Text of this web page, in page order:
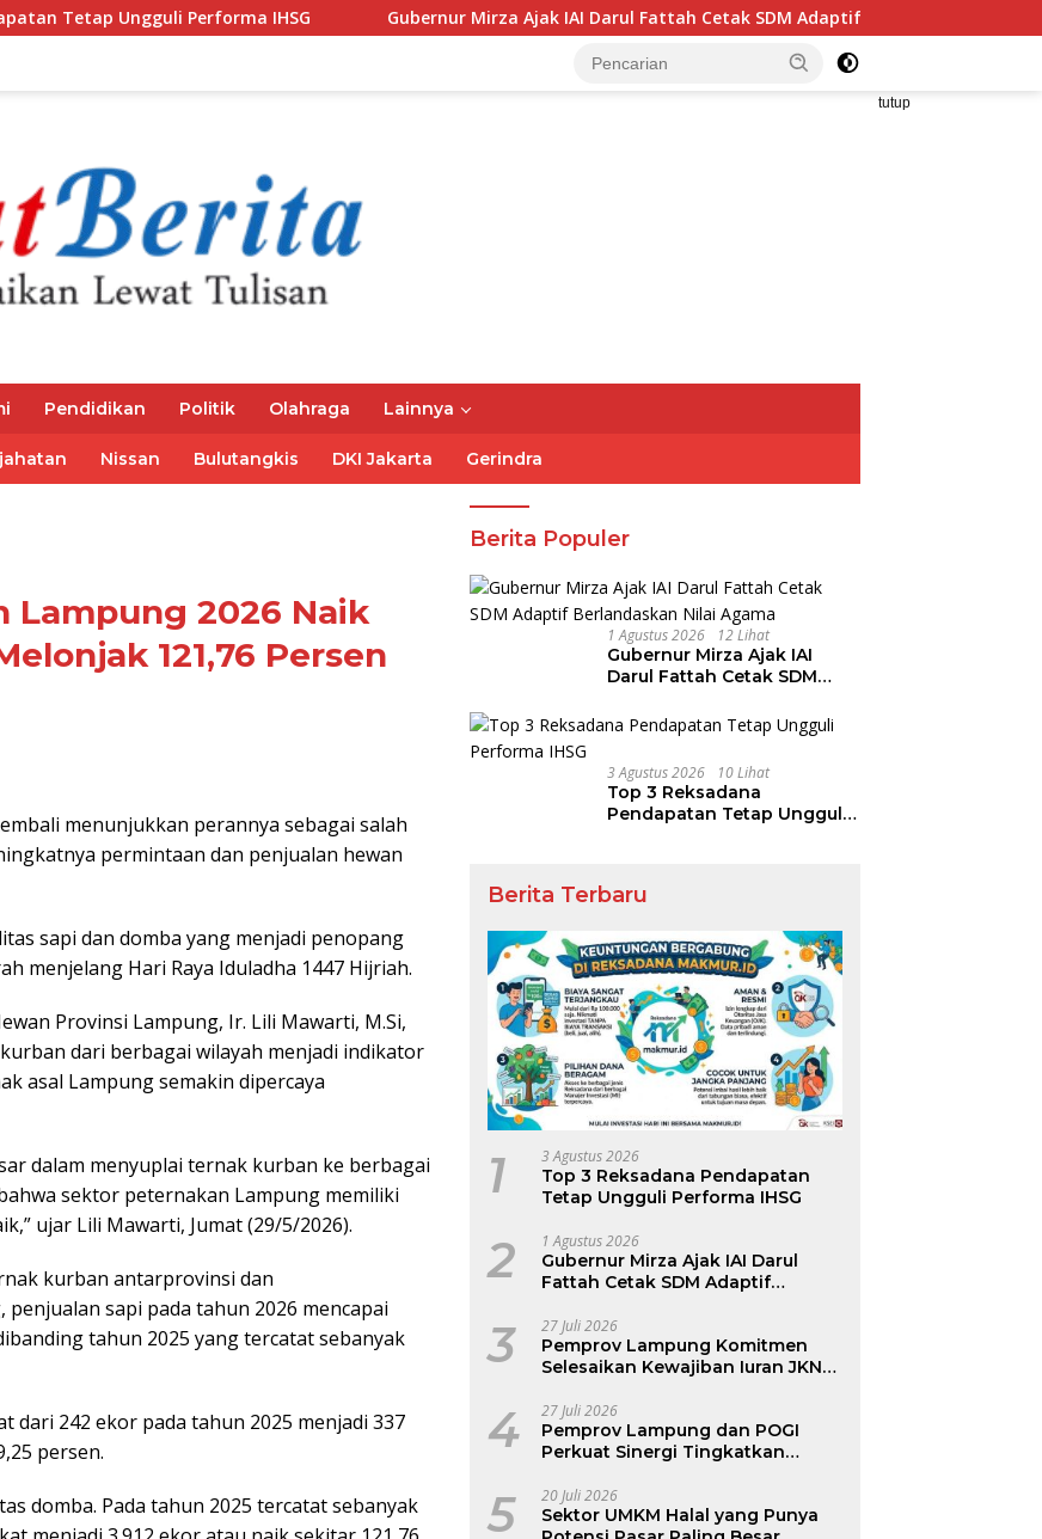
Performa IHSG Gubernur Mirza Ajak IAI Darul Fattah Cetak SDM Adaptif Berlandaskan Nilai Agama
tutup
Pendidikan Politik Olahraga Lainnya
Nissan Bulutangkis DKI Jakarta Gerindra
Lampung 2026 Naik
121,76 Persen
menunjukkan perannya sebagai salah
permintaan dan penjualan hewan
sapi dan domba yang menjadi penopang
menjelang Hari Raya Iduladha 1447 Hijriah.
Provinsi Lampung, Ir. Lili Mawarti, M.Si,
dari berbagai wilayah menjadi indikator
asal Lampung semakin dipercaya
dalam menyuplai ternak kurban ke berbagai
sektor peternakan Lampung memiliki
ujar Lili Mawarti, Jumat (29/5/2026).
kurban antarprovinsi dan
sapi pada tahun 2026 mencapai
tahun 2025 yang tercatat sebanyak
dari 242 ekor pada tahun 2025 menjadi 337
persen.
domba. Pada tahun 2025 tercatat sebanyak
Berita Populer
1 Agustus 2026 12 Lihat
Gubernur Mirza Ajak IAI
Darul Fattah Cetak SDM
Agama
3 Agustus 2026 10 Lihat
Top 3 Reksadana
Pendapatan Tetap Ungguli
Berita Terbaru
1 3 Agustus 2026
Top 3 Reksadana Pendapatan
Tetap Ungguli Performa IHSG
2 1 Agustus 2026
Gubernur Mirza Ajak IAI Darul
Fattah Cetak SDM Adaptif
3 27 Juli 2026
Pemprov Lampung Komitmen
Selesaikan Kewajiban Iuran JKN
Kepesertaan BPJS Kesehatan
4 27 Juli 2026
Pemprov Lampung dan POGI
Perkuat Sinergi Tingkatkan
5 20 Juli 2026
Sektor UMKM Halal yang Punya